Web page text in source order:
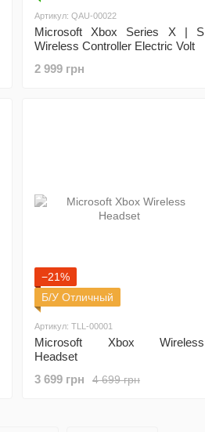
Артикул: QAU-00022
Microsoft Xbox Series X | S
Wireless Controller Electric Volt
2 999 грн
−21%
Б/У Отличный
Артикул: TLL-00001
Microsoft Xbox Wireless
Headset
4 699 грн
3 699 грн